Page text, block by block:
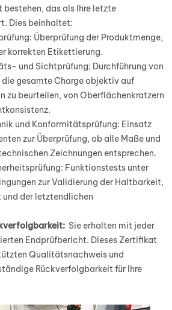
das als Ihre letzte
Dies beinhaltet:
Überprüfung der Produktmenge,
korrekten Etikettierung.
und Sichtprüfung: Durchführung von
gesamte Charge objektiv auf
zu beurteilen, von Oberflächenkratzern
und Konformitätsprüfung: Einsatz
zur Überprüfung, ob alle Maße und
Zeichnungen entsprechen.
Funktionstests unter
zur Validierung der Haltbarkeit,
der letztendlichen
Sie erhalten mit jeder
Endprüfbericht. Dieses Zertifikat
Qualitätsnachweis und
Rückverfolgbarkeit für Ihre